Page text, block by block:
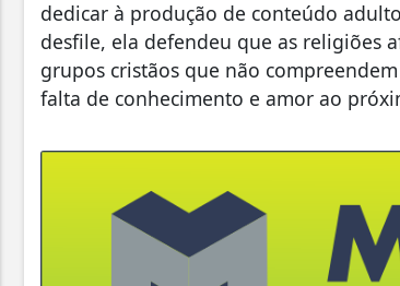
dedicar à produção de conteúdo
desfile, ela defendeu que as religiões
grupos cristãos que não
falta de conhecimento e amor ao